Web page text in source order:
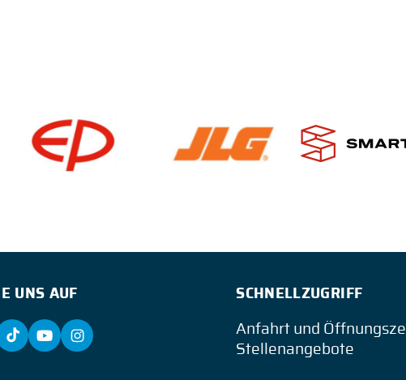
UNS AUF SCHNELLZUGRIFF
Anfahrt und
Stellenangebote